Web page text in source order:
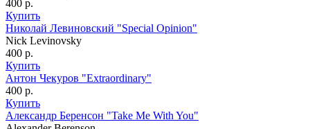
400 р.
Купить
Николай Левиновский "Special Opinion"
Nick Levinovsky
400 р.
Купить
Антон Чекуров "Extraordinary"
400 р.
Купить
Александр Беренсон "Take Me With You"